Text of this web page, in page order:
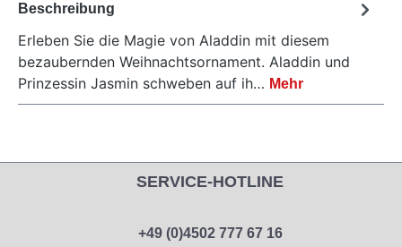
Beschreibung
Erleben Sie die Magie von Aladdin mit diesem
bezaubernden Weihnachtsornament. Aladdin und
Prinzessin Jasmin schweben auf ih… Mehr
SERVICE-HOTLINE
+49 (0)4502 777 67 16